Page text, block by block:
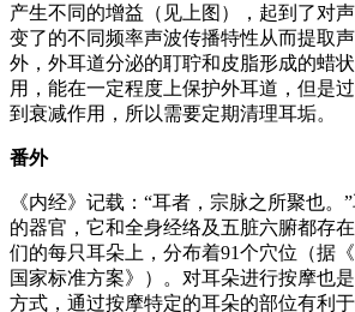
产生不同的增益（见上图），起到了对
变了的不同频率声波传播特性从而提取
外，外耳道分泌的耵聍和皮脂形成的蜡
用，能在一定程度上保护外耳道，但是
到衰减作用，所以需要定期清理耳垢。
番外
《内经》记载：“耳者，宗脉之所聚也。
的器官，它和全身经络及五脏六腑都存
们的每只耳朵上，分布着91个穴位（据
国家标准方案》）。对耳朵进行按摩也
方式，通过按摩特定的耳朵的部位有利